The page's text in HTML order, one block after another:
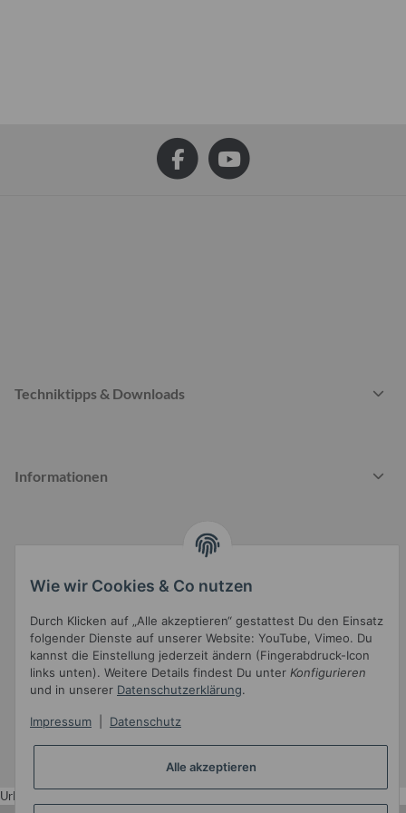
Techniktipps & Downloads
Informationen
Widerrufsbutton
* Alle Preise inkl. gesetzlicher USt.
JTL-Shop • JTL5-Template mit
Wie wir Cookies & Co nutzen
Durch Klicken auf „Alle akzeptieren“ gestattest Du den Einsatz
folgender Dienste auf unserer Website: YouTube, Vimeo. Du
kannst die Einstellung jederzeit ändern (Fingerabdruck-Icon
links unten). Weitere Details findest Du unter Konfigurieren
und in unserer Datenschutzerklärung.
Impressum Datenschutz
Alle akzeptieren
Urlaub